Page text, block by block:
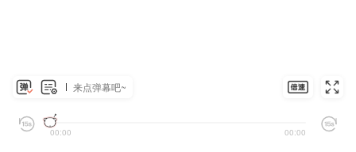
来点弹幕吧~
00:00 00:00